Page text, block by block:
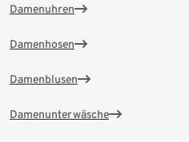
Damenuhren
Damenhosen
Damenblusen
Damenunterwäsche